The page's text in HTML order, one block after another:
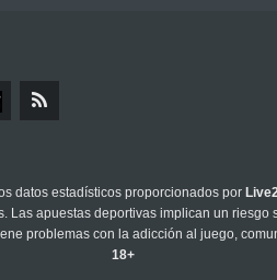
datos estadísticos proporcionados por
apuestas deportivas implican un
problemas con la adicción al juego,
18+